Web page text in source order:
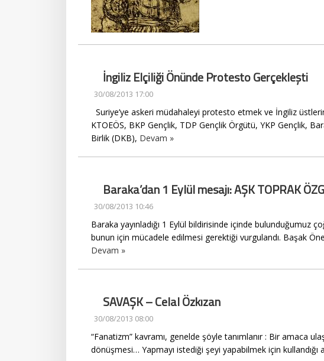
İngiliz Elçiliği Önünde Protesto Gerçekleşti
30/08/2013 17:00
Suriye’ye askeri müdahaleyi protesto etmek ve İngiliz
KTOEÖS, BKP Gençlik, TDP Gençlik Örgütü, YKP Gençlik,
Birlik (DKB), Devam »
Baraka’dan 1 Eylül mesajı: AŞK TOPRAK
30/08/2013 10:46
Baraka yayınladığı 1 Eylül bildirisinde içinde bulunduğumuz
bunun için mücadele edilmesi gerektiği vurgulandı. Başak
Devam »
SAVAŞK – Celal Özkızan
30/08/2013 08:00
“Fanatizm” kavramı, genelde şöyle tanımlanır : Bir amaca
dönüşmesi… Yapmayı istediği şeyi yapabilmek için